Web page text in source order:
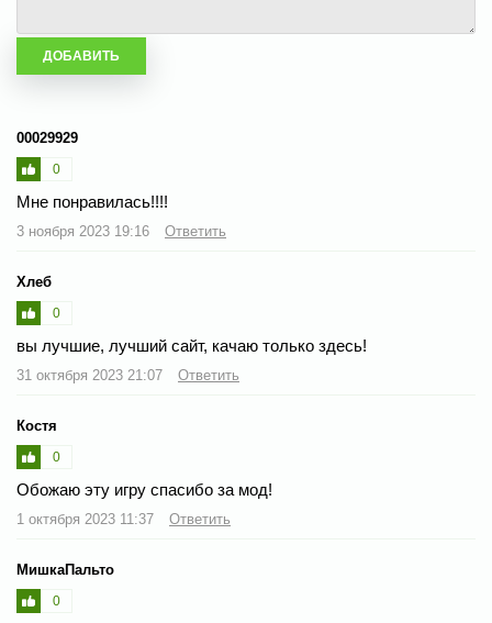
00029929
0
Мне понравилась!!!!
3 ноября 2023 19:16 Ответить
Хлеб
0
вы лучшие, лучший сайт, качаю только здесь!
31 октября 2023 21:07 Ответить
Костя
0
Обожаю эту игру спасибо за мод!
1 октября 2023 11:37 Ответить
МишкаПальто
0